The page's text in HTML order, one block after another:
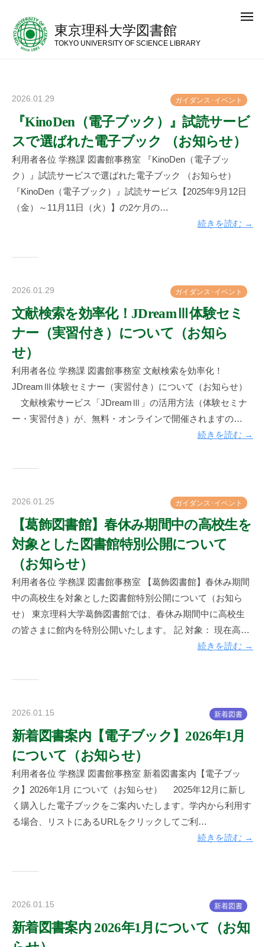
メ
東京理科大学図書館
TOKYO UNIVERSITY OF SCIENCE LIBRARY
ガイ ダン ス ･ イベン ト
2026.01.29
神
楽
坂
館
『KinoDen（電子ブック）』試読サービ
スで選ばれた電子ブック （お知らせ）
利用者各位 学務課 図書館事務室 『KinoDen（電子ブッ
ク）』試読サービスで選ばれた電子ブック （お知らせ）
『KinoDen（電子ブック）』試読サービス【2025年9月12日
（金）～11月11日（火）】の2ケ月の…
続きを読む →
ガイ ダン ス ･ イベン ト
2026.01.29
y
神
楽
書
館
文献検索を効率化！JDreamⅢ体験セミ
ナー（実習付き）について（お知ら
せ）
利用者各位 学務課 図書館事務室 文献検索を効率化！
JDreamⅢ体験セミナー（実習付き）について（お知らせ）
文献検索サービス「JDreamⅢ」の活用方法（体験セミナ
ー・実習付き）が、無料・オンラインで開催されますの…
続きを読む →
ガイ ダン ス ･ イベン ト
2026.01.25
神
楽
坂
図
書
館
【葛飾図書館】春休み期間中の高校生を
対象とした図書館特別公開について
（お知らせ）
利用者各位 学務課 図書館事務室 【葛飾図書館】春休み期間
中の高校生を対象とした図書館特別公開について（お知ら
せ） 東京理科大学葛飾図書館では、春休み期間中に高校生
の皆さまに館内を特別公開いたします。 記 対象： 現在高…
続きを読む →
新着図書
2026.01.15
y
神
楽
坂
館
新着図書案内【電子ブック】2026年1月
について（お知らせ）
利用者各位 学務課 図書館事務室 新着図書案内【電子ブッ
ク】2026年1月 について（お知らせ） 2025年12月に新し
く購入した電子ブックをご案内いたします。学内から利用す
る場合、リストにあるURLをクリックしてご利…
続きを読む →
新着図書
2026.01.15
y
神
新着図書案内 2026年1月について（お知